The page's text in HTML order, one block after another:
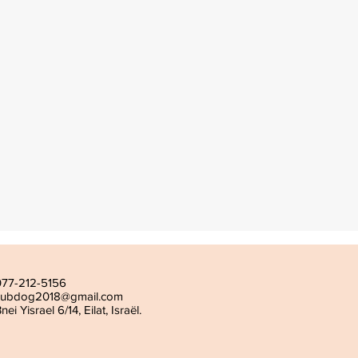
212-5156
Yisrael 6/14, Eilat, Israël.